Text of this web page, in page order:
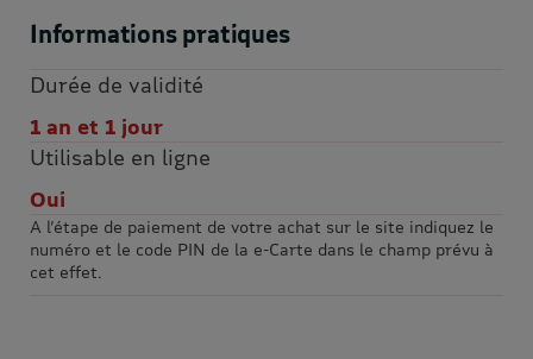
Informations pratiques
Durée de validité
1 an et 1 jour
Utilisable en ligne
Oui
A l’étape de paiement de votre achat sur le site indiquez le
numéro et le code PIN de la e-Carte dans le champ prévu à
cet effet.